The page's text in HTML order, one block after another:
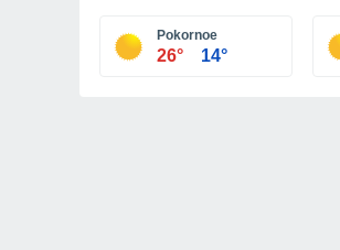
Pokornoe
26° 14°